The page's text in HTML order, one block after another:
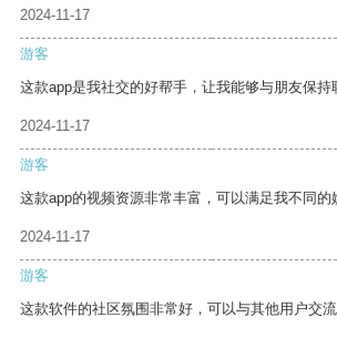
2024-11-17
游客
这款app是我社交的好帮手，让我能够与朋友保持
2024-11-17
游客
这款app的视频资源非常丰富，可以满足我不同的
2024-11-17
游客
这款软件的社区氛围非常好，可以与其他用户交流